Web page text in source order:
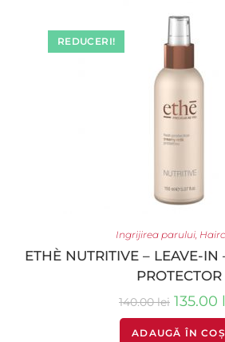
REDUCERI!
Ingrijirea parului,
ETHÈ NUTRITIVE – LEAVE-IN
PROTECTOR
140.00lei 135.00
ADAUGĂ ÎN COȘ